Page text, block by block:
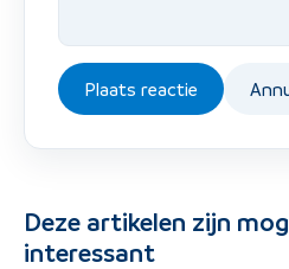
Plaats reactie
Deze artikelen zijn
interessant